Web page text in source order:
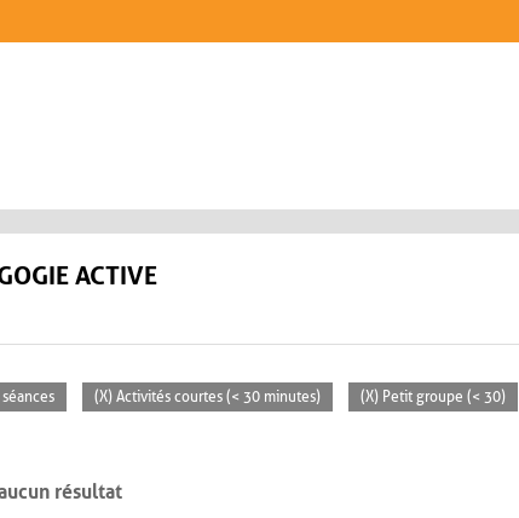
ACTIVE
(X) Activités courtes (< 30 minutes) (X) Petit groupe (< 30)
résultat